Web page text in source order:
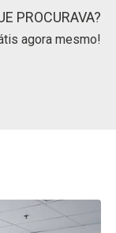
PROCURAVA?
agora mesmo!